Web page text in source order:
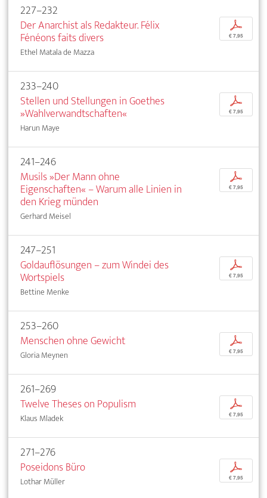
227–232
Der Anarchist als Redakteur. Félix
Fénéons faits divers
Ethel Matala de Mazza
p
€ 7,95
233–240
Stellen und Stellungen in Goethes
»Wahlverwandtschaften«
Harun Maye
p
€ 7,95
241–246
Musils »Der Mann ohne
Eigenschaften« – Warum alle Linien in
den Krieg münden
Gerhard Meisel
p
€ 7,95
247–251
Goldauflösungen – zum Windei des
Wortspiels
Bettine Menke
p
€ 7,95
253–260
Menschen ohne Gewicht
Gloria Meynen
p
€ 7,95
261–269
Twelve Theses on Populism
Klaus Mladek
p
€ 7,95
271–276
Poseidons Büro
Lothar Müller
p
€ 7,95